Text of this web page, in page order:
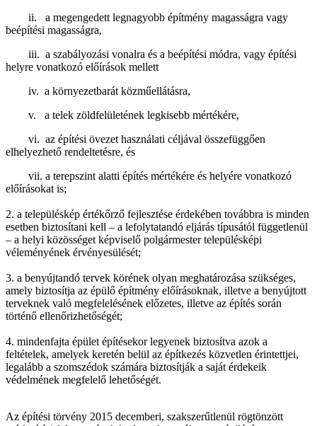
ii. a megengedett legnagyobb építmény magasságra vagy
beépítési magasságra,
iii. a szabályozási vonalra és a beépítési módra, vagy építési
helyre vonatkozó előírások mellett
iv. a környezetbarát közműellátásra,
v. a telek zöldfelületének legkisebb mértékére,
vi. az építési övezet használati céljával összefüggően
elhelyezhető rendeltetésre, és
vii. a terepszint alatti építés mértékére és helyére vonatkozó
előírásokat is;
2. a településkép értékőrző fejlesztése érdekében továbbra is minden
esetben biztosítani kell – a lefolytatandó eljárás típusától függetlenül
– a helyi közösséget képviselő polgármester településképi
véleményének érvényesülését;
3. a benyújtandó tervek körének olyan meghatározása szükséges,
amely biztosítja az épülő építmény előírásoknak, illetve a benyújtott
terveknek való megfelelésének előzetes, illetve az építés során
történő ellenőrizhetőségét;
4. mindenfajta épület építésekor legyenek biztosítva azok a
feltételek, amelyek keretén belül az építkezés közvetlen érintettjei,
legalább a szomszédok számára biztosítják a saját érdekeik
védelmének megfelelő lehetőségét.
Az építési törvény 2015 decemberi, szakszerűtlenül rögtönzött